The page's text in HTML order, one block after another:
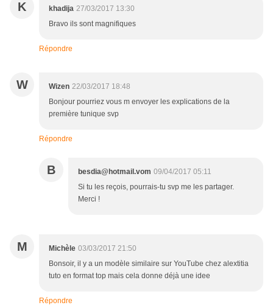
K khadija 27/03/2017 13:30
Bravo ils sont magnifiques
Répondre
W Wizen 22/03/2017 18:48
Bonjour pourriez vous m envoyer les explications de la
première tunique svp
Répondre
B besdia@hotmail.vom 09/04/2017 05:11
Si tu les reçois, pourrais-tu svp me les partager.
Merci !
M Michèle 03/03/2017 21:50
Bonsoir, il y a un modèle similaire sur YouTube chez alextitia
tuto en format top mais cela donne déjà une idee
Répondre